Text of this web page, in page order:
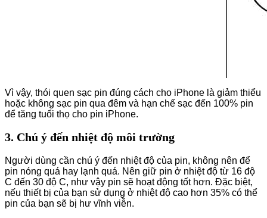
Vì vậy, thói quen sạc pin đúng cách cho iPhone là giảm thiểu
hoặc không sạc pin qua đêm và hạn chế sạc đến 100% pin
để tăng tuổi thọ cho pin iPhone.
3. Chú ý đến nhiệt độ môi trường
Người dùng cần chú ý đến nhiệt độ của pin, không nên để
pin nóng quá hay lạnh quá. Nên giữ pin ở nhiệt độ từ 16 độ
C đến 30 độ C, như vậy pin sẽ hoạt động tốt hơn. Đặc biệt,
nếu thiết bị của bạn sử dụng ở nhiệt độ cao hơn 35% có thể
pin của bạn sẽ bị hư vĩnh viễn.